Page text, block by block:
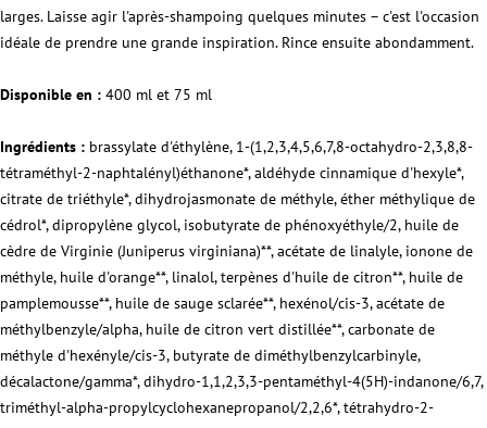
larges. Laisse agir l'après-shampoing quelques minutes – c'est l'occasion
idéale de prendre une grande inspiration. Rince ensuite abondamment.
Disponible en : 400 ml et 75 ml
Ingrédients : brassylate d'éthylène, 1-(1,2,3,4,5,6,7,8-octahydro-2,3,8,8-
tétraméthyl-2-naphtalényl)éthanone*, aldéhyde cinnamique d'hexyle*,
citrate de triéthyle*, dihydrojasmonate de méthyle, éther méthylique de
cédrol*, dipropylène glycol, isobutyrate de phénoxyéthyle/2, huile de
cèdre de Virginie (Juniperus virginiana)**, acétate de linalyle, ionone de
méthyle, huile d'orange**, linalol, terpènes d'huile de citron**, huile de
pamplemousse**, huile de sauge sclarée**, hexénol/cis-3, acétate de
méthylbenzyle/alpha, huile de citron vert distillée**, carbonate de
méthyle d'hexényle/cis-3, butyrate de diméthylbenzylcarbinyle,
décalactone/gamma*, dihydro-1,1,2,3,3-pentaméthyl-4(5H)-indanone/6,7,
triméthyl-alpha-propylcyclohexanepropanol/2,2,6*, tétrahydro-2-